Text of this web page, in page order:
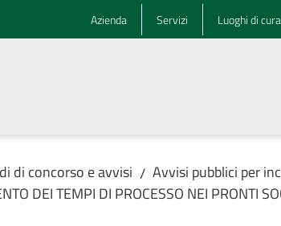
Azienda Servizi Luoghi di cura
di concorso e avvisi / Avvisi pubblici per
DEI TEMPI DI PROCESSO NEI PRONTI